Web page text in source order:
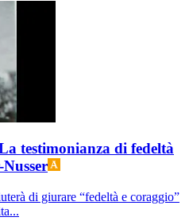
testimonianza di fedeltà
di giurare “fedeltà e coraggio”